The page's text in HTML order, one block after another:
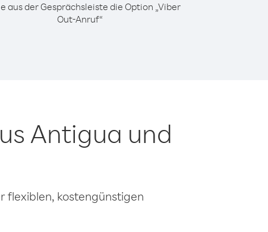
aus der Gesprächsleiste die Option „Viber
Out-Anruf“
Antigua und
flexiblen, kostengünstigen